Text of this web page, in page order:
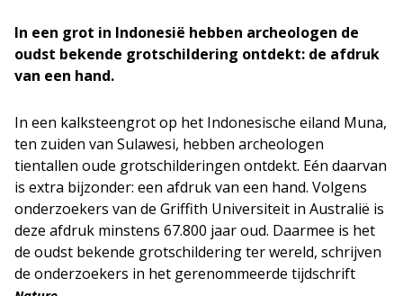
In een grot in Indonesië hebben archeologen de
oudst bekende grotschildering ontdekt: de afdruk
van een hand.
In een kalksteengrot op het Indonesische eiland Muna,
ten zuiden van Sulawesi, hebben archeologen
tientallen oude grotschilderingen ontdekt. Eén daarvan
is extra bijzonder: een afdruk van een hand. Volgens
onderzoekers van de Griffith Universiteit in Australië is
deze afdruk minstens 67.800 jaar oud. Daarmee is het
de oudst bekende grotschildering ter wereld, schrijven
de onderzoekers in het gerenommeerde tijdschrift